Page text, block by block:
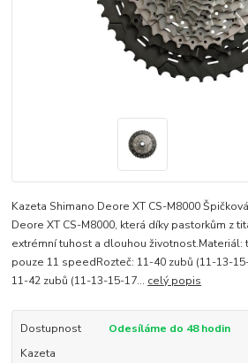
Kazeta Shimano Deore XT CS-M8000
Deore XT CS-M8000, která díky pastorkům z
extrémní tuhost a dlouhou životnost.Materiál:
pouze 11 speedRozteč: 11-40 zubů (11-13-
11-42 zubů (11-13-15-17... celý popis
Dostupnost
Odesíláme do 48 hodin
Kazeta